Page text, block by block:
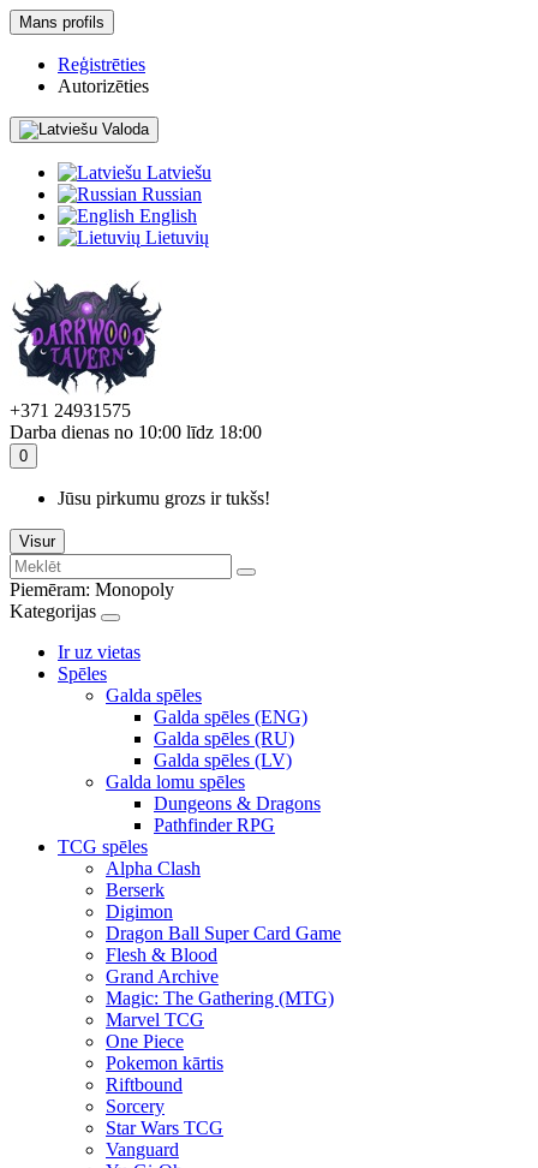
Mans profils
Reģistrēties
Autorizēties
Valoda
Latviešu
Russian
English
Lietuvių
+371 24931575
Darba dienas no 10:00 līdz 18:00
0
Jūsu pirkumu grozs ir tukšs!
Visur
Piemēram: Monopoly
Kategorijas
Ir uz vietas
Spēles
Galda spēles
Galda spēles (ENG)
Galda spēles (RU)
Galda spēles (LV)
Galda lomu spēles
Dungeons & Dragons
Pathfinder RPG
TCG spēles
Alpha Clash
Berserk
Digimon
Dragon Ball Super Card Game
Flesh & Blood
Grand Archive
Magic: The Gathering (MTG)
Marvel TCG
One Piece
Pokemon kārtis
Riftbound
Sorcery
Star Wars TCG
Vanguard